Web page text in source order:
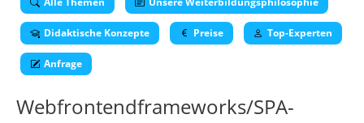
Didaktische Konzepte Preise Top-Experten
Anfrage
Webfrontendframeworks/SPA-